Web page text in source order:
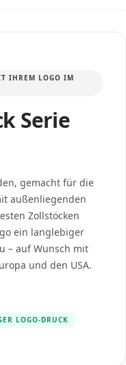
IHREM LOGO IM
Serie
gemacht für die
außenliegenden
Zollstöcken
ein langlebiger
– auf Wunsch mit
und den USA.
LOGO-DRUCK